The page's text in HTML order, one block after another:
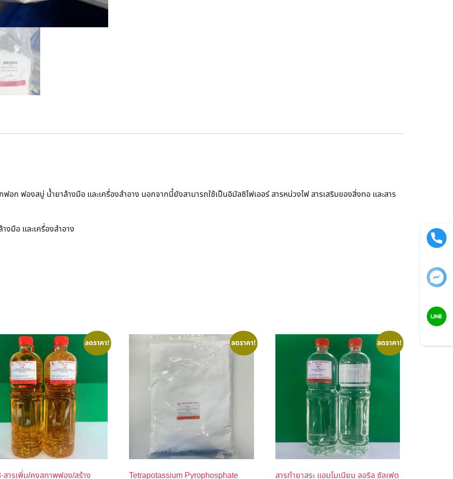
ก ฟองสบู่ น้ำยาล้างมือ และเครื่องสำอาง นอกจากนี้ยังสามารถใช้เป็นอิมัลซิไฟเออร์ สารหน่วงไฟ สารเสริมของสิ่งทอ และสาร
มือ และเครื่องสำอาง
ลดราคา!
สารเพิ่ม/คงสภาพฟอง/สร้าง
ลดราคา!
Tetrapotassium Pyrophosphate
ลดราคา!
สารทำยาสระ แอมโมเนียม ลอริล ซัลเฟต